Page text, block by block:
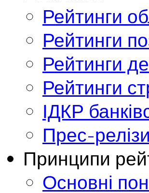
Рейтинги
Рейтинги
Рейтинги
Рейтинги
ІДКР
Прес-релізи
Принципи
Основні